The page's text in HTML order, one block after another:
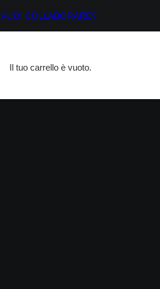
VUOI COLLABORARE?
Il tuo carrello è vuoto.